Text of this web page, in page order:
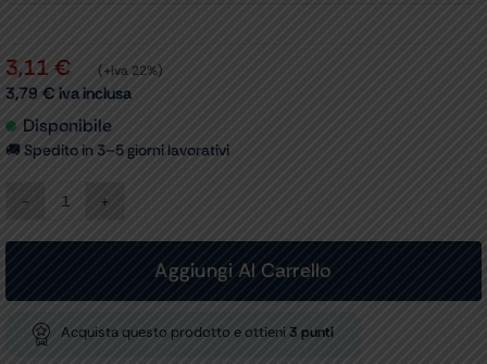
3,11 € (+iva 22%)
3,79 € iva inclusa
Disponibile
🚚 Spedito in 3–5 giorni lavorativi
BRACCIALE
+
TUBO
35x11
cm
Aggiungi Al Carrello
Acquista questo prodotto e ottieni 3 punti